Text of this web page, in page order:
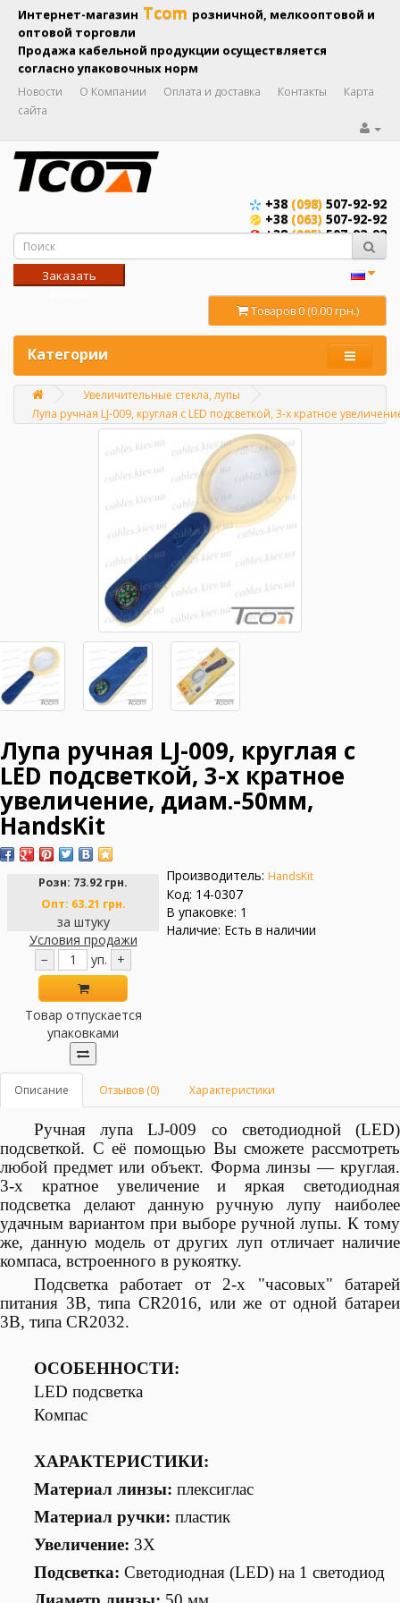
Интернет-магазин Tcom розничной, мелкооптовой и
оптовой торговли
Продажа кабельной продукции осуществляется
согласно упаковочных норм
Новости О Компании Оплата и доставка Контакты
Карта
сайта
+38 (098) 507-92-92
+38 (063) 507-92-92
+38(095)507-92-92
Заказать
Товаров 0 (0.00 грн.)
Категории
Увеличительные стекла, лупы
Лупа ручная LJ-009, круглая с LED подсветкой, 3-х кратное
Лупа ручная LJ-009, круглая с
LED подсветкой, 3-х кратное
увеличение, диам.-50мм,
HandsKit
Розн: 73.92 грн.
Опт: 63.21 грн.
за штуку
Условия продажи
−
уп. +
Товар отпускается
упаковками
Производитель: HandsKit
Код: 14-0307
В упаковке: 1
Наличие: Есть в наличии
Описание Отзывов (0) Характеристики
Ручная лупа LJ-009 со светодиодной (LED)
подсветкой. С её помощью Вы сможете рассмотреть
любой предмет или объект. Форма линзы — круглая.
3-х кратное увеличение и яркая светодиодная
подсветка делают данную ручную лупу наиболее
удачным вариантом при выборе ручной лупы. К тому
же, данную модель от других луп отличает наличие
компаса, встроенного в рукоятку.
Подсветка работает от 2-х "часовых" батарей
питания 3В, типа CR2016, или же от одной батареи
3В, типа CR2032.
ОСОБЕННОСТИ:
LED подсветка
Компас
ХАРАКТЕРИСТИКИ:
Материал линзы: плексиглас
Материал ручки: пластик
Увеличение: 3Х
Подсветка: Светодиодная (LED) на 1 светодиод